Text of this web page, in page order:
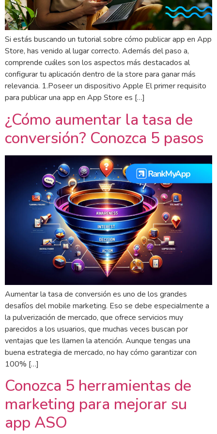
Si estás buscando un tutorial sobre cómo publicar app en App
Store, has venido al lugar correcto. Además del paso a,
comprende cuáles son los aspectos más destacados al
configurar tu aplicación dentro de la store para ganar más
relevancia. 1.Poseer un dispositivo Apple El primer requisito
para publicar una app en App Store es […]
¿Cómo aumentar la tasa de
conversión? Conozca 5 pasos
Aumentar la tasa de conversión es uno de los grandes
desafíos del mobile marketing. Eso se debe especialmente a
la pulverización de mercado, que ofrece servicios muy
parecidos a los usuarios, que muchas veces buscan por
ventajas que les llamen la atención. Aunque tengas una
buena estrategia de mercado, no hay cómo garantizar con
100% […]
Conozca 5 herramientas de
marketing para mejorar su
app ASO